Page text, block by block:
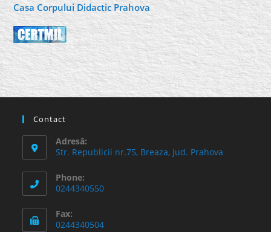
Casa Corpului Didactic Prahova
Contact
Adresă:
Str. Republicii nr.75, Breaza, Jud. Prahova
Phone:
0244340550
Fax:
0244340504